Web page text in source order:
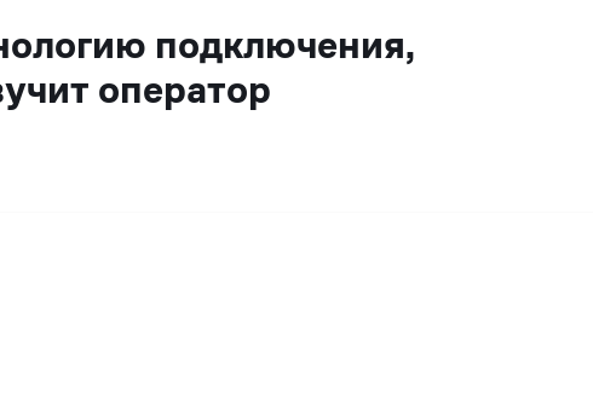
подключения,
оператор